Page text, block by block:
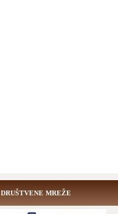
DRUŠTVENE MREŽE